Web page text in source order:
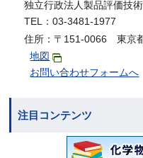
独立行政法人製品評価技
TEL：03-3481-1977
住所：〒151-0066 東京
地図
お問い合わせフォームへ
注目コンテンツ